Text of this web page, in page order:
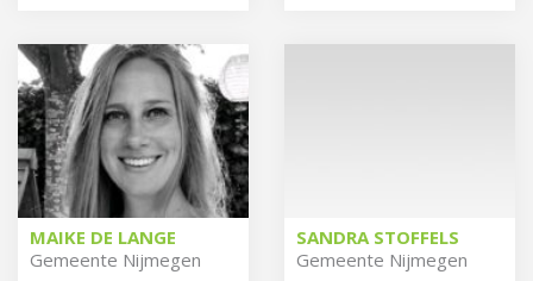
MAIKE DE LANGE
Ge­meen­te Nij­me­gen
SANDRA STOFFELS
Ge­meen­te Nij­me­gen